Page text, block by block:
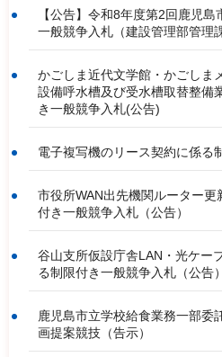
【公告】令和8年度第2回鹿児
一般競争入札（建設管理部管理
かごしま近代文学館・かごしま
設備呼水槽及び受水槽取替整備
き一般競争入札(公告)
電子複写機のリース契約に係る
市役所WAN出先機関ルーター
付き一般競争入札（公告）
谷山支所仮設庁舎LAN・光ケー
る制限付き一般競争入札（公告）
鹿児島市立学校給食業務一部委
画提案競技（告示）